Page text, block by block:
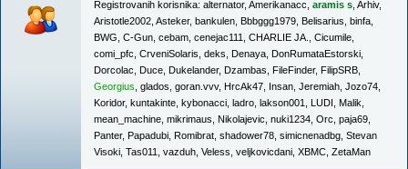
Registrovanih korisnika: alternator, Amerikanacc aramis s Arhiv,
Aristotle2002 Asteker, bankulen Bbbggg1979 Belisarius binfa
BWG C-Gun cebam cenejac111 CHARLIE JA. Cicumile
comi_pfc CrveniSolaris deks Denaya DonRumataEstorski
Dorcolac Duce Dukelander, Dzambas FileFinder, FilipSRB
Georgius glados goran.vvv, HrcAk47 Insan Jeremiah Jozo74
Koridor, kuntakinte kybonacci ladro lakson001 LUDI Malik
mean_machine mikrimaus Nikolajevic nuki1234 Orc paja69
Panter, Papadubi Romibrat shadower78 simicnenadbg Stevan
Visoki Tas011 vazduh Veless veljkovicdani XBMC ZetaMan